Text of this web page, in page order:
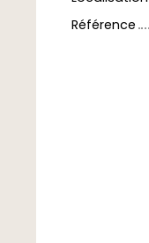
Référence